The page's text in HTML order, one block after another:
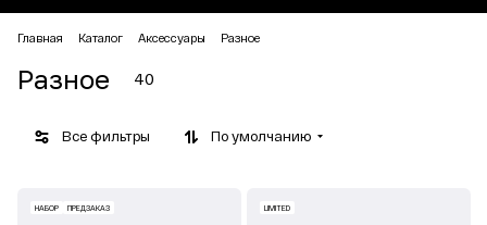
Главная Каталог Аксессуары Разное
Разное 40
Все фильтры По умолчанию
НАБОР ПРЕДЗАКАЗ LIMITED